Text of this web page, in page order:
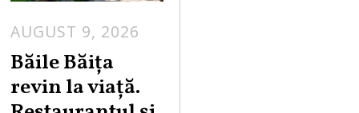
AUGUST 9, 2026
Băile Băița
revin la viață.